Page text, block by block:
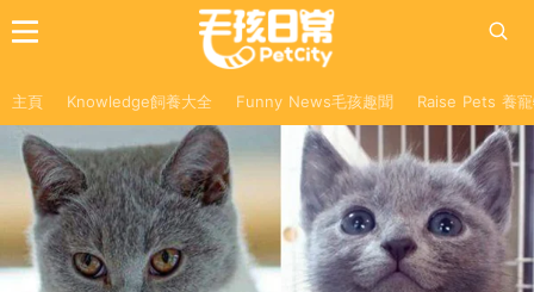
主頁 Knowledge飼養大全 Funny News毛孩趣聞 Raise Pets 養